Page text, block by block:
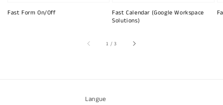
Fast Form On/Off
Fast Calendar (Google Workspace
Solutions)
1 /sur
3
Langue